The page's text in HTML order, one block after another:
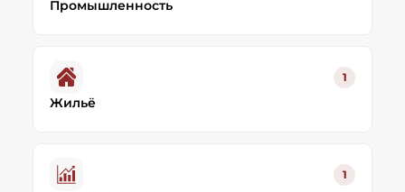
Промышленность
1
Жильё
1